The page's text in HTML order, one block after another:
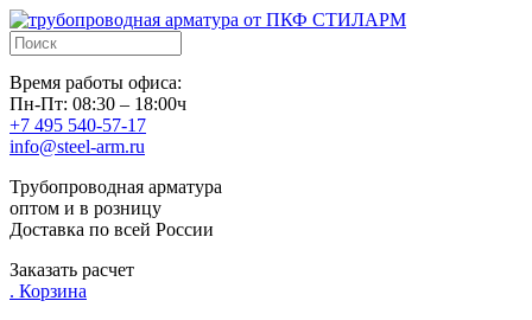
Время работы офиса:
Пн-Пт: 08:30 – 18:00ч
+7 495 540-57-17
info@steel-arm.ru
Трубопроводная арматура
оптом и в розницу
Доставка по всей России
Заказать расчет
. Корзина